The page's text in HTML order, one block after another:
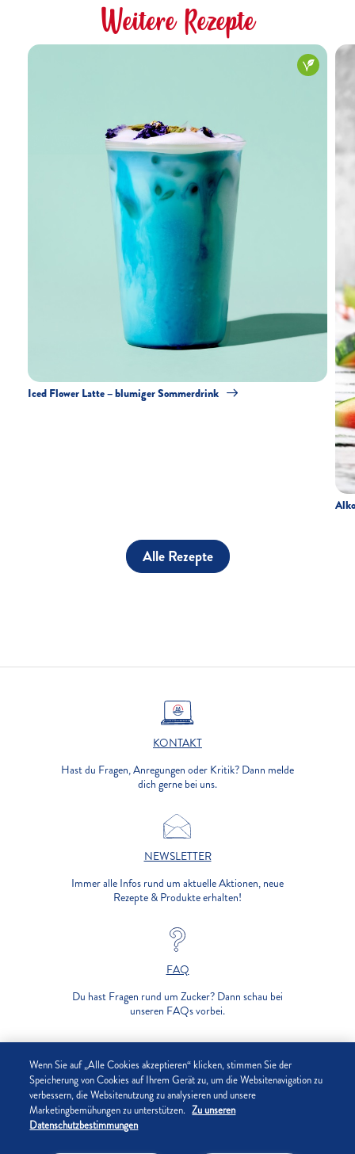
Weitere Rezepte
Iced Flower Latte – blumiger Sommerdrink
Alle Rezepte
KONTAKT
Hast du Fragen, Anregungen oder Kritik? Dann melde
dich gerne bei uns.
NEWSLETTER
Immer alle Infos rund um aktuelle Aktionen, neue
Rezepte & Produkte erhalten!
FAQ
Du hast Fragen rund um Zucker? Dann schau bei
unseren FAQs vorbei.
UNTERNEHMEN
DATENSCHUTZ
Wenn Sie auf „Alle Cookies akzeptieren“ klicken, stimmen Sie der
Speicherung von Cookies auf Ihrem Gerät zu, um die Websitenavigation zu
verbessern, die Websitenutzung zu analysieren und unsere
Marketingbemühungen zu unterstützen. Zu unseren
Datenschutzbestimmungen